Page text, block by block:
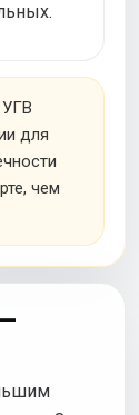
для
чем